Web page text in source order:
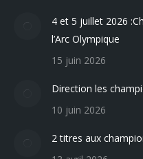
4 et 5 juillet 2026
l’Arc Olympique
15 juin 2026
Direction les
10 juin 2026
2 titres aux